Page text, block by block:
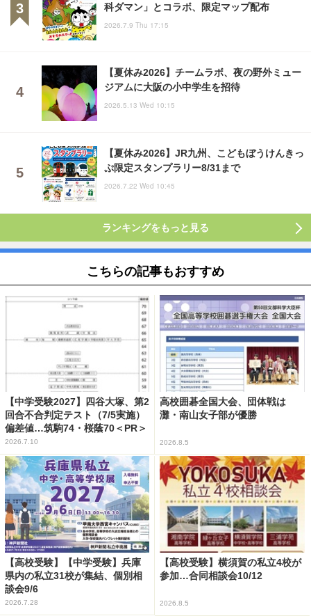
科ダマン」とコラボ、限定マップ配布
2026.7.9 Thu 17:15
【夏休み2026】チームラボ、夜の野外ミュー
ジアムに大阪の小中学生を招待
2026.5.13 Wed 10:15
【夏休み2026】JR九州、こどもぼうけんきっ
ぷ限定スタンプラリー8/31まで
2026.7.22 Wed 10:45
ランキングをもっと見る
こちらの記事もおすすめ
【中学受験2027】四谷大塚、第2
回合不合判定テスト（7/5実施）
偏差値…筑駒74・桜蔭70＜PR＞
2026.7.10
高校囲碁全国大会、団体戦は
灘・南山女子部が優勝
2026.8.5
【高校受験】【中学受験】兵庫
県内の私立31校が集結、個別相
談会9/6
2026.7.28
【高校受験】横須賀の私立4校が
参加…合同相談会10/12
2026.8.5